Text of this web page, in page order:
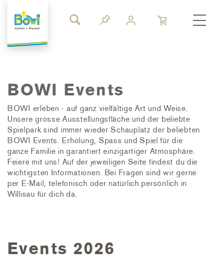
BOWI Events
BOWI erleben - auf ganz vielfältige Art und Weise.
Unsere grosse Ausstellungsfläche und der beliebte
Spielpark sind immer wieder Schauplatz der beliebten
BOWI Events. Erholung, Spass und Spiel für die
ganze Familie in garantiert einzigartiger Atmosphäre.
Feiere mit uns! Auf der jeweiligen Seite findest du die
wichtigsten Informationen. Bei Fragen sind wir gerne
per E-Mail, telefonisch oder natürlich persönlich in
Willisau für dich da.
Events 2026